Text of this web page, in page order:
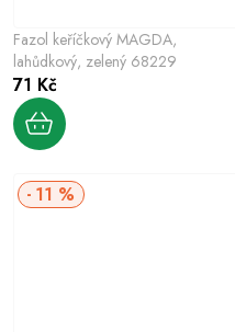
Fazol keříčkový MAGDA,
lahůdkový, zelený 68229
71 Kč
11 %